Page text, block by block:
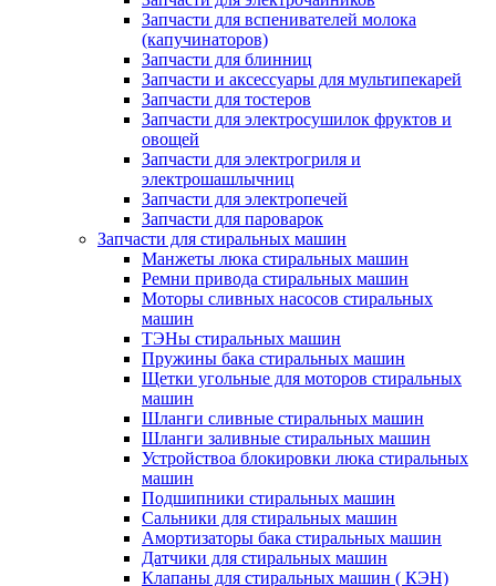
Запчасти для вспенивателей молока
(капучинаторов)
Запчасти для блинниц
Запчасти и аксессуары для мультипекарей
Запчасти для тостеров
Запчасти для электросушилок фруктов и
овощей
Запчасти для электрогриля и
электрошашлычниц
Запчасти для электропечей
Запчасти для пароварок
Запчасти для стиральных машин
Манжеты люка стиральных машин
Ремни привода стиральных машин
Моторы сливных насосов стиральных
машин
ТЭНы стиральных машин
Пружины бака стиральных машин
Щетки угольные для моторов стиральных
машин
Шланги сливные стиральных машин
Шланги заливные стиральных машин
Устройствоа блокировки люка стиральных
машин
Подшипники стиральных машин
Сальники для стиральных машин
Амортизаторы бака стиральных машин
Датчики для стиральных машин
Клапаны для стиральных машин ( КЭН)